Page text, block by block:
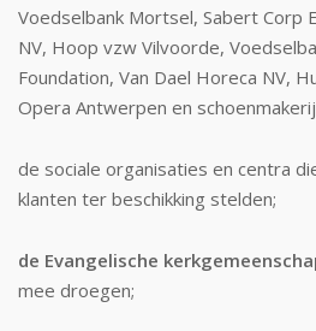
Voedselbank Mortsel, Sabert Corp
NV, Hoop vzw Vilvoorde,
Foundation, Van Dael Horeca NV,
Opera Antwerpen en
de sociale organisaties en centra
klanten ter beschikking stelden;
de Evangelische
mee droegen;